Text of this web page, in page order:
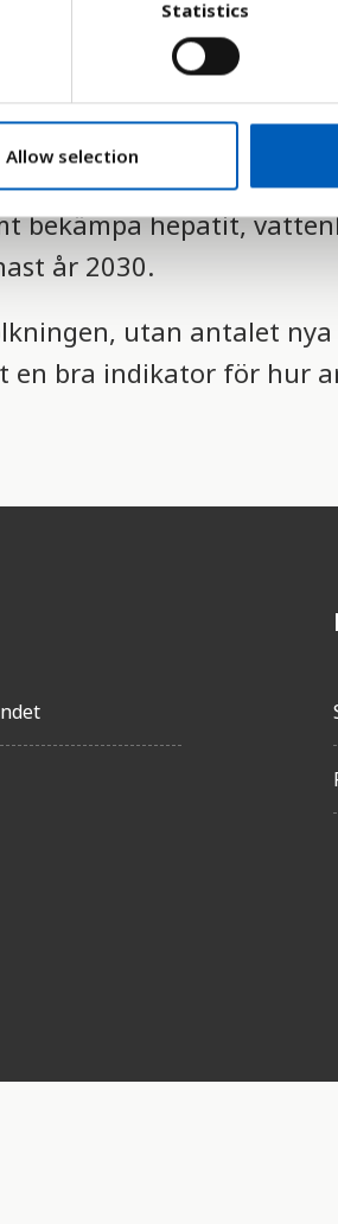
Statistics
Allow selection
samhällen. Mål 3.3
epidemierna av aids,
bekämpa hepatit,
år 2030.
utan antalet nya
en bra indikator för hur